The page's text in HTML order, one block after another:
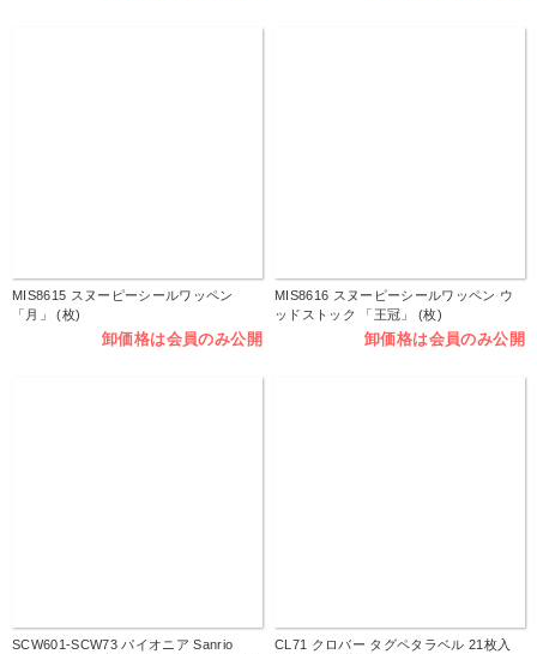
MIS8615 スヌーピーシールワッペン
「月」 (枚)
卸価格は会員のみ公開
MIS8616 スヌーピーシールワッペン ウ
ッドストック 「王冠」 (枚)
卸価格は会員のみ公開
SCW601-SCW73 パイオニア Sanrio
CL71 クロバー タグペタラベル 21枚入